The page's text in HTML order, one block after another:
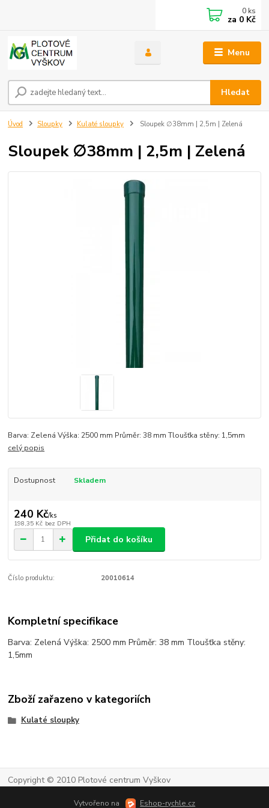
Menu
Hledat
0 ks
za 0 Kč
Úvod Sloupky Kulaté sloupky Sloupek ∅38mm | 2,5m | Zelená
Sloupek ∅38mm | 2,5m | Zelená
Barva: Zelená Výška: 2500 mm Průměr: 38 mm Tloušťka stěny: 1,5mm
celý popis
Dostupnost Skladem
240 Kč/ks
198,35 Kč bez DPH
Přidat do košíku
Číslo produktu: 20010614
Kompletní specifikace
Barva: Zelená Výška: 2500 mm Průměr: 38 mm Tloušťka stěny:
1,5mm
Zboží zařazeno v kategoriích
Kulaté sloupky
Copyright © 2010 Plotové centrum Vyškov
Vytvořeno na Eshop-rychle.cz